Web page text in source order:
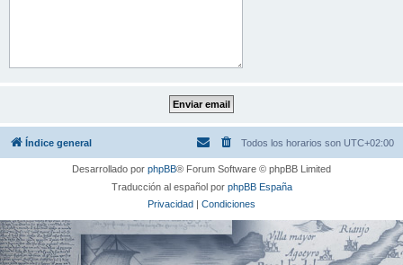
Índice general Todos los horarios son UTC+02:00
Desarrollado por phpBB® Forum Software © phpBB Limited
Traducción al español por phpBB España
Privacidad | Condiciones